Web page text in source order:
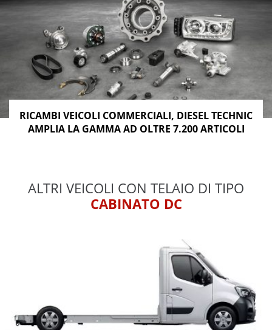
RICAMBI VEICOLI COMMERCIALI, DIESEL TECHNIC
AMPLIA LA GAMMA AD OLTRE 7.200 ARTICOLI
ALTRI VEICOLI CON TELAIO DI TIPO
CABINATO DC